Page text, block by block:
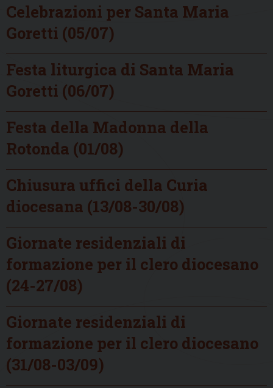
Celebrazioni per Santa Maria
Goretti (05/07)
Festa liturgica di Santa Maria
Goretti (06/07)
Festa della Madonna della
Rotonda (01/08)
Chiusura uffici della Curia
diocesana (13/08-30/08)
Giornate residenziali di
formazione per il clero diocesano
(24-27/08)
Giornate residenziali di
formazione per il clero diocesano
(31/08-03/09)